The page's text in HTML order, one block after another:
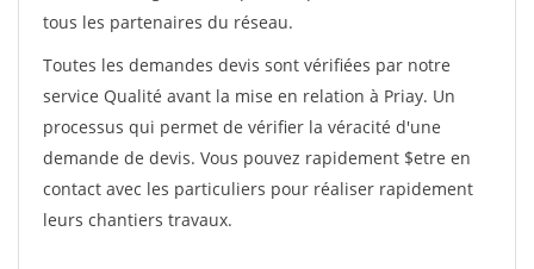
tous les partenaires du réseau.
Toutes les demandes devis sont vérifiées par notre
service Qualité avant la mise en relation à Priay. Un
processus qui permet de vérifier la véracité d'une
demande de devis. Vous pouvez rapidement $etre en
contact avec les particuliers pour réaliser rapidement
leurs chantiers travaux.